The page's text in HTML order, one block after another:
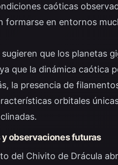
caóticas
formarse en entornos
que los planetas
que la dinámica caótica
la presencia de
orbitales
observaciones futuras
del Chivito de Drácula